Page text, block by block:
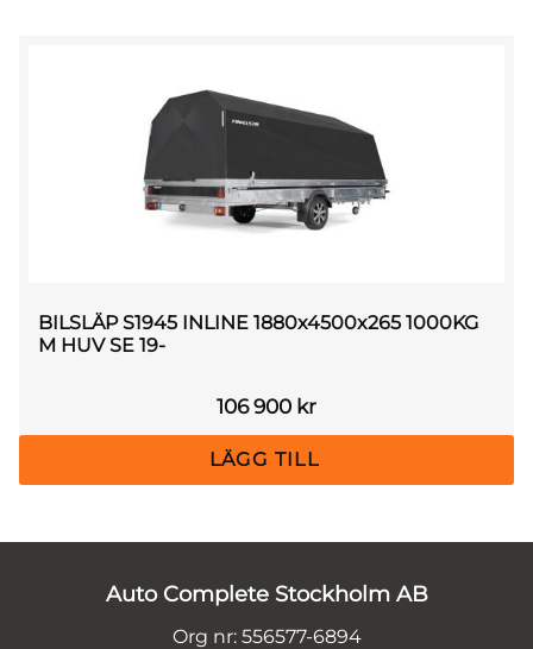
BILSLÄP S1945 INLINE 1880x4500x265 1000KG
M HUV SE 19-
106 900 kr
Auto Complete Stockholm AB
Org nr: 556577-6894